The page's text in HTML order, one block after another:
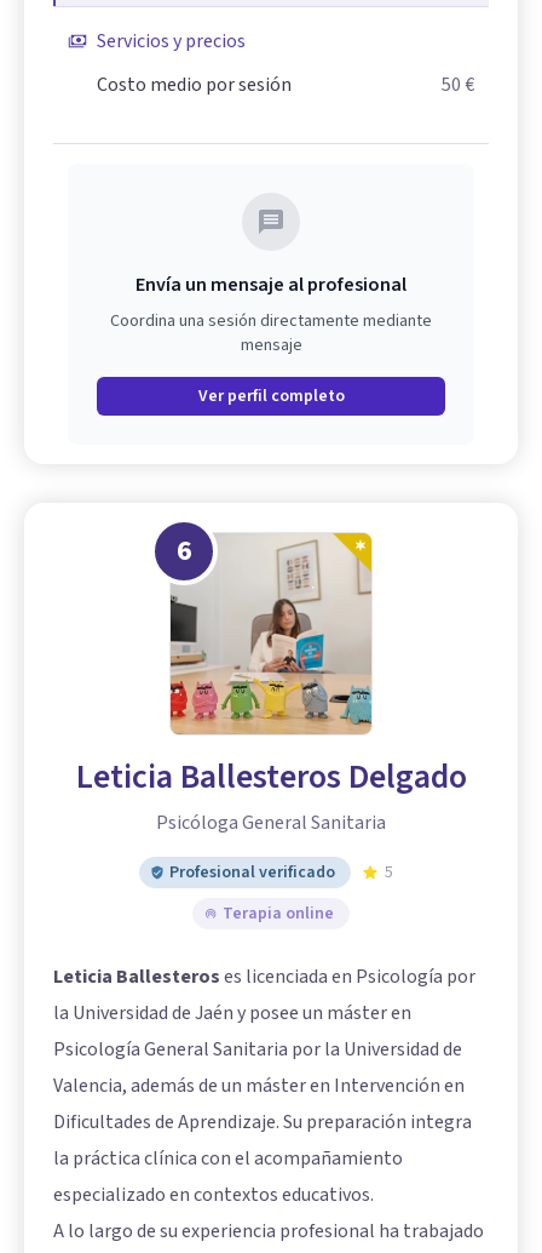
Servicios y precios
Costo medio por sesión
50 €
Envía un mensaje al profesional
Coordina una sesión directamente mediante
mensaje
Ver perfil completo
6
Leticia Ballesteros Delgado
Psicóloga General Sanitaria
Profesional verificado
5
Terapia online
Leticia Ballesteroses licenciada en Psicología por
la Universidad de Jaén y posee un máster en
Psicología General Sanitaria por la Universidad de
Valencia, además de un máster en Intervención en
Dificultades de Aprendizaje. Su preparación integra
la práctica clínica con el acompañamiento
especializado en contextos educativos.
A lo largo de su experiencia profesional ha trabajado